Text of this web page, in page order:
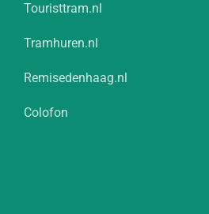
Touristtram.nl
Tramhuren.nl
Remisedenhaag.nl
Colofon